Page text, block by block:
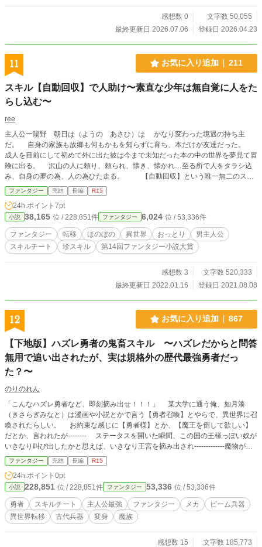
感想数 0
文字数 50,055
最終更新日 2026.07.06
登録日 2026.04.23
11 お気に入り追加 211
スキル【自動回収】で人助け〜素直な少年は無自覚に人をた
らし込む〜
ree
主人公ー陽野 朝日は（ようの あさひ）は かなり変わった境遇の持ち主
だ。 自身の家族も故郷も何もかもを知らずに育ち、本だけが友達だった。
成人を目前にして初めて外に出た彼は今まで未知だった本の中の世界を夢見て冒
険に出る。 沢山の人に頼り、頼られ、懐き、懐かれ…至る所で人をタラシ込
み、自身の夢の為、人の為ひた走る。 【自動回収】という唯一無二のスキ
ルで気づかず無双！？小さな世界から飛び出した無垢な少年は自分の為に我儘に
異世界で人をタラシ込む？お話… 冒険？スローライフ？恋愛？ 何が何だか
分からないが取り敢えず懸命に生きてみます！ ＊ゲームで偶に目にする機能。
某有名ゲームタイトル（ゼ○ダの伝説、テイ○ズなどなど）をプレイ中、敵を
倒したらそのドロップアイテムに近づくと勝手に回収されることがありません
か？ その機能を此処では【自動回収】と呼び、更に機能的になって主人公が
扱います。 ＊設定上【自動回収】の出来る事の枠ゲームよりもとても広いです
で見守って頂ければ幸いです。 ※プロット完成済み。 ※R15設定は念の為で
す。 ゆっくり目の更新だと思いますが、最後まで頑張ります！
ファンタジー 完結 長編 R15
24h.ポイント 7pt
小説 38,165 位 / 228,851件 ファンタジー 6,024 位 / 53,336件
ファンタジー 転移 ほのぼの 異世界 おっとり
男主人公
スキルチート
珍スキル 第14回ファンタジー小説大賞
感想数 3
文字数 520,333
最終更新日 2022.01.16
登録日 2021.08.08
12 お気に入り追加 867
【下地版】ハズレ勇者の鬼畜スキル 〜ハズレだからと問答
無用で追い出されたが、実は規格外の歴代最強勇者だっ
た？〜
のりのれん
「こんなハズレ勇者など、即刻摘み出せ！！！」 某大学に通う俺、如月湊
（きさらぎみなと）は漫画や小説とかで言う【勇者召喚】とやらで、異世界に召
喚されたらしい。 お約束な感じに【勇者様】とか、【魔王を倒して欲しい】
だとか、言われたが-------- ステータスを開いた瞬間、この国の王様っぽい奴が
いきなり叫び出したかと思えば、いきなり王宮を摘み出され-------------魔物が多
く生息する危険な森の中へと捨てられてしまった。 後で分かった事だが、ど
うやら俺は【生産系のスキル】を持った勇者らしく。 この世界では、最下級
で役に立たないスキルらしい。 えっ？ でも、このスキルって普通に最強
じゃね？ 試しに使ってみると、あまりにも規格外過ぎて、目立ってしまい-----
-------- いつしか、女神やら、王女やらに求婚されるようになってい
き…………。 ※ちょっと、続きが見たいという方がいたので、小説家になろう
に、移して、編集し出してみています。 よろしければ、こちらの方へリンクを
ますので、よろしくお願い致します。 https://ncode.syosetu.com/n1040gl/
ファンタジー 完結 長編 R15
24h.ポイント 0pt
小説 228,851 位 / 228,851件 ファンタジー 53,336 位 / 53,336件
勇者 スキルチート 主人公最強 ファンタジー メカ
ビーム兵器
異世界転移
古代兵器 変身 魔族
感想数 15
文字数 185,773